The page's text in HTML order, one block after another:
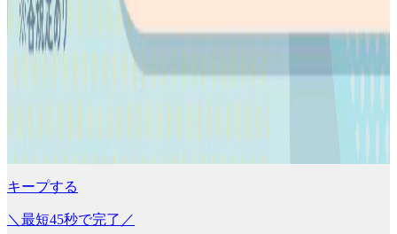
キープする
＼最短45秒で完了／